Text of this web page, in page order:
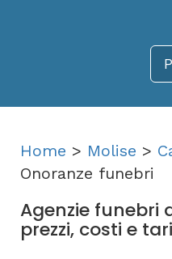
Home > Molise >
Onoranze funebri
Agenzie funebri
prezzi, costi e